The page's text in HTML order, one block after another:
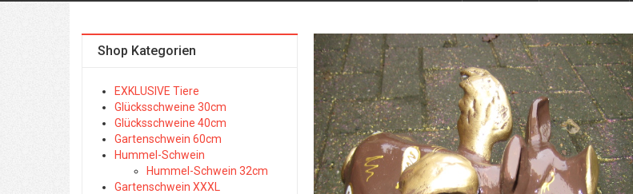
Shop Kategorien
EXKLUSIVE Tiere
Glücksschweine 30cm
Glücksschweine 40cm
Gartenschwein 60cm
Hummel-Schwein
Hummel-Schwein 32cm
Gartenschwein XXXL